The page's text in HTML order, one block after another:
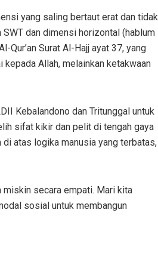
yang saling bertaut erat dan tidak
dan dimensi horizontal (hablum
Qur’an Surat Al-Hajj ayat 37, yang
kepada Allah, melainkan ketakwaan
Kebalandono dan Tritunggal untuk
sifat kikir dan pelit di tengah gaya
atas logika manusia yang terbatas,
miskin secara empati. Mari kita
sosial untuk membangun